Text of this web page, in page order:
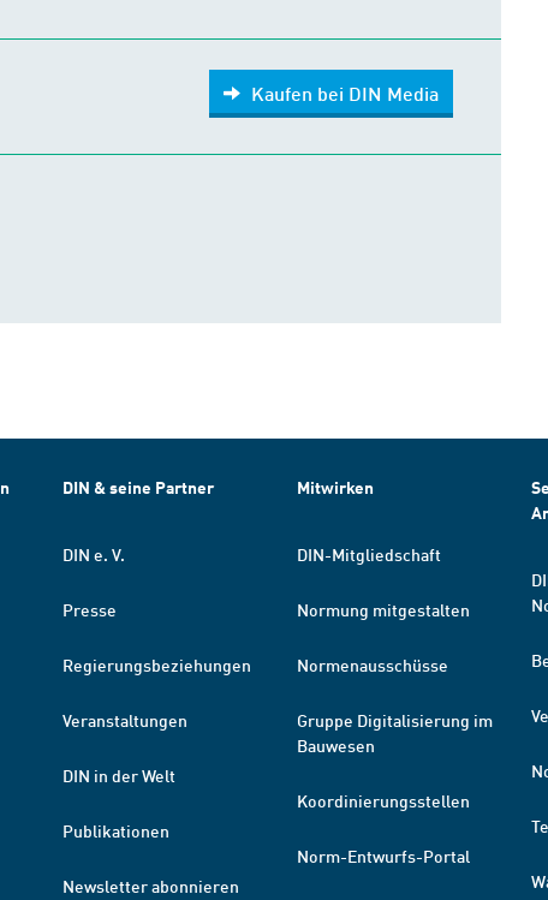
Kaufen bei DIN Media
DIN & seine Partner
DIN e. V.
Presse
Regierungsbeziehungen
Veranstaltungen
DIN in der Welt
Publikationen
Newsletter abonnieren
Mitwirken
DIN-Mitgliedschaft
Normung mitgestalten
Normenausschüsse
Gruppe Digitalisierung im
Bauwesen
Koordinierungsstellen
Norm-Entwurfs-Portal